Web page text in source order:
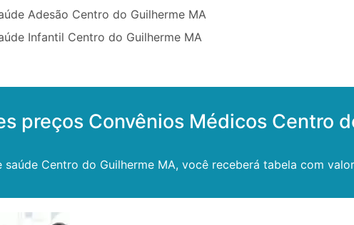
Adesão Centro do Guilherme MA
Infantil Centro do Guilherme MA
preços Convênios Médicos Centro
Centro do Guilherme MA, você receberá tabela com